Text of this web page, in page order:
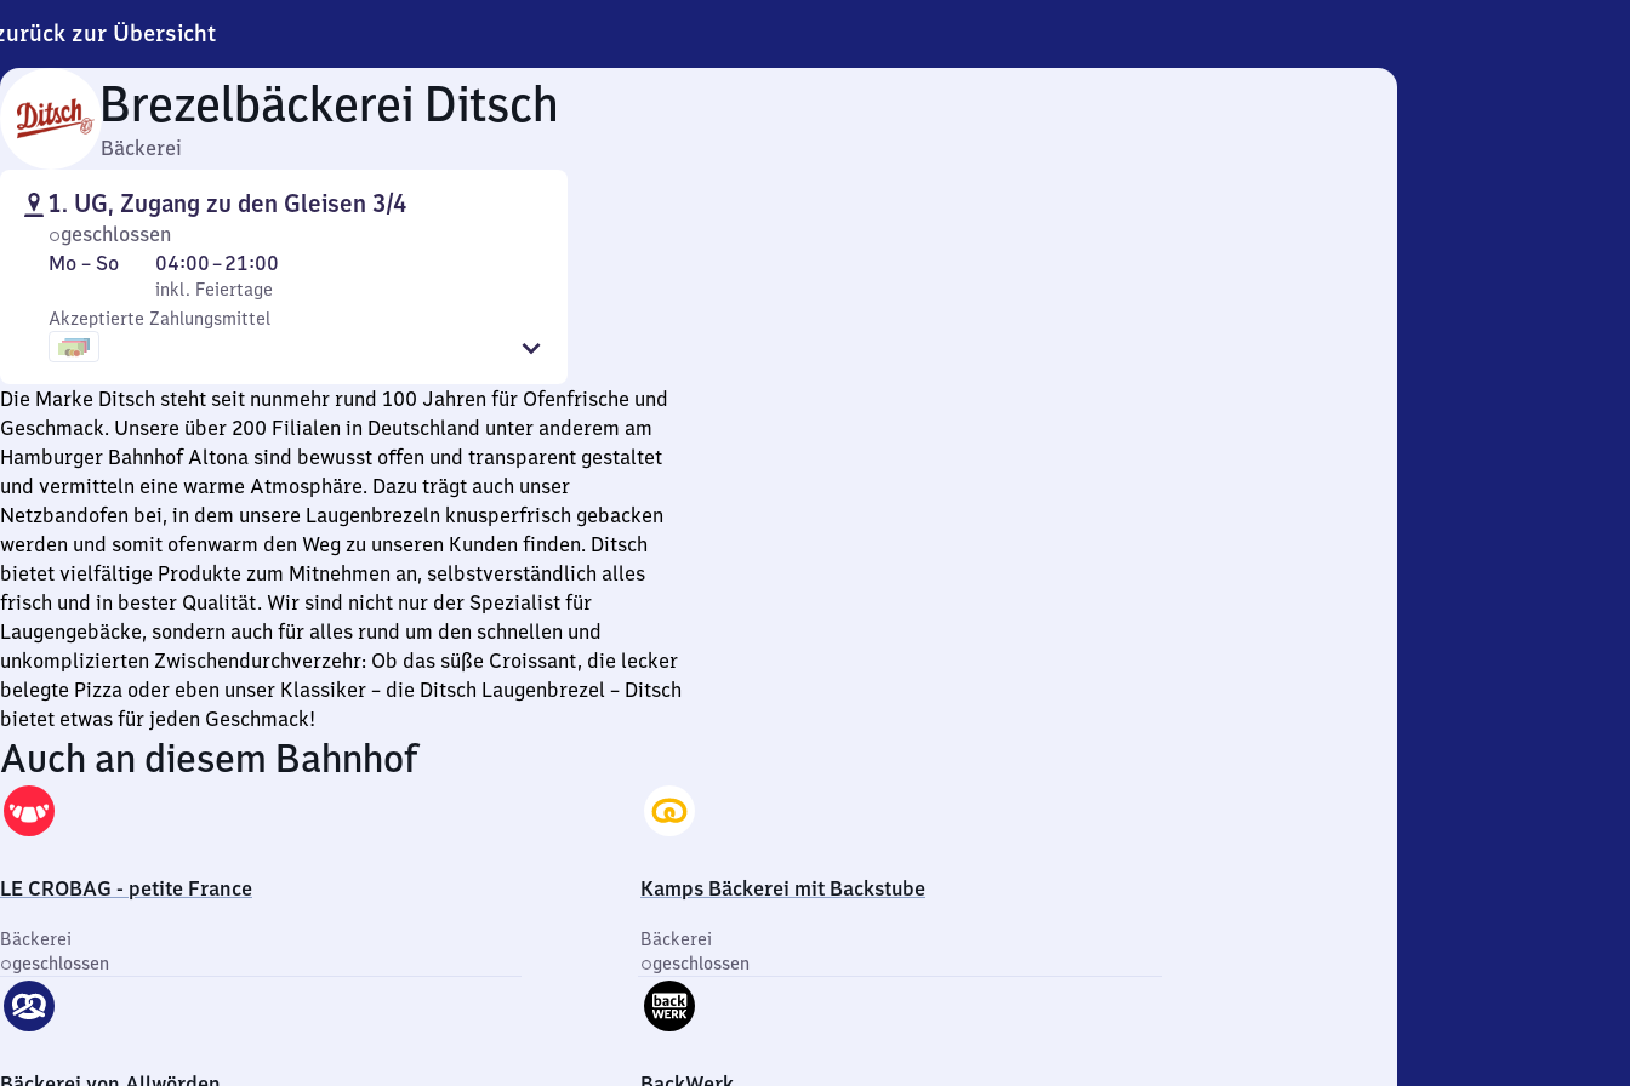
zur Übersicht
Brezelbäckerei Ditsch
Bäckerei
1. UG, Zugang zu den Gleisen 3/4
geschlossen
Montag
Sonntag
Mo – So,
inkl. Feiertage
04:00–21:00
Von
4
Uhr
Uhr
inkl. Feiertage
Akzeptierte Zahlungsmittel
Die Marke Ditsch steht seit nunmehr rund 100 Jahren für Ofenfrische und
Geschmack. Unsere über 200 Filialen in Deutschland unter anderem am
Hamburger Bahnhof Altona sind bewusst offen und transparent gestaltet
und vermitteln eine warme Atmosphäre. Dazu trägt auch unser
Netzbandofen bei, in dem unsere Laugenbrezeln knusperfrisch gebacken
werden und somit ofenwarm den Weg zu unseren Kunden finden. Ditsch
bietet vielfältige Produkte zum Mitnehmen an, selbstverständlich alles
frisch und in bester Qualität. Wir sind nicht nur der Spezialist für
Laugengebäcke, sondern auch für alles rund um den schnellen und
unkomplizierten Zwischendurchverzehr: Ob das süße Croissant, die lecker
belegte Pizza oder eben unser Klassiker – die Ditsch Laugenbrezel – Ditsch
bietet etwas für jeden Geschmack!
Auch an diesem Bahnhof
LE CROBAG - petite France
Bäckerei
geschlossen
Kamps Bäckerei mit Backstube
Bäckerei
geschlossen